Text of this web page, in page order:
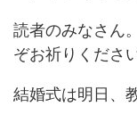
読者のみなさん
ぞお祈りください
結婚式は明日、